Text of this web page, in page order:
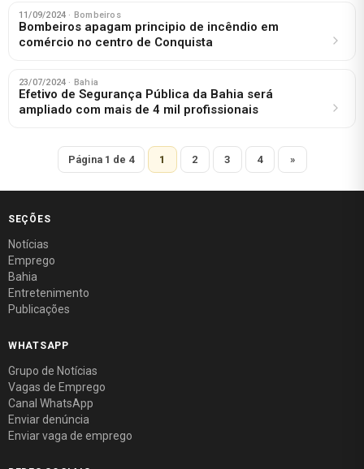
11/09/2024 · Bombeiros
Bombeiros apagam principio de incêndio em
comércio no centro de Conquista
23/07/2024 · Bahia
Efetivo de Segurança Pública da Bahia será
ampliado com mais de 4 mil profissionais
Página 1 de 4 1 2 3 4 »
SEÇÕES
Notícias
Emprego
Bahia
Entretenimento
Publicações
WHATSAPP
Grupo de Notícias
Vagas de Emprego
Canal WhatsApp
Enviar denúncia
Enviar vaga de emprego